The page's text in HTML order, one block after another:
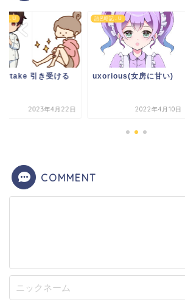
記 - U
引き受ける
2023年4月22日
語呂暗記 - U
uxorious(女房に甘い)
2022年4月10日
COMMENT